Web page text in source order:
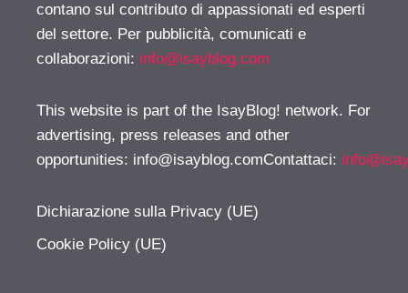
contano sul contributo di appassionati ed esperti
del settore. Per pubblicità, comunicati e
collaborazioni: info@isayblog.com
This website is part of the IsayBlog! network. For
advertising, press releases and other
opportunities: info@isayblog.comContattaci:
Dichiarazione sulla Privacy (UE)
Cookie Policy (UE)